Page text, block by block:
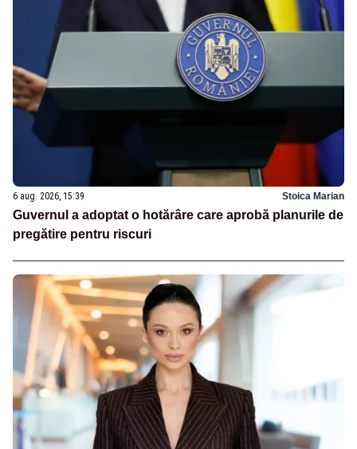
6 aug. 2026, 15:39 Stoica Marian
Guvernul a adoptat o hotărâre care aprobă planurile de
pregătire pentru riscuri